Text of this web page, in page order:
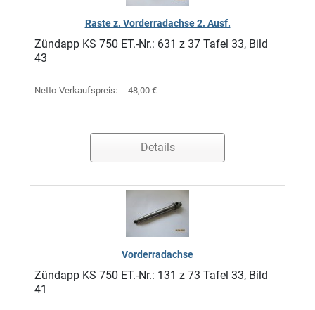
Raste z. Vorderradachse 2. Ausf.
Zündapp KS 750 ET.-Nr.: 631 z 37 Tafel 33, Bild
43
Netto-Verkaufspreis: 48,00 €
Details
Vorderradachse
Zündapp KS 750 ET.-Nr.: 131 z 73 Tafel 33, Bild
41